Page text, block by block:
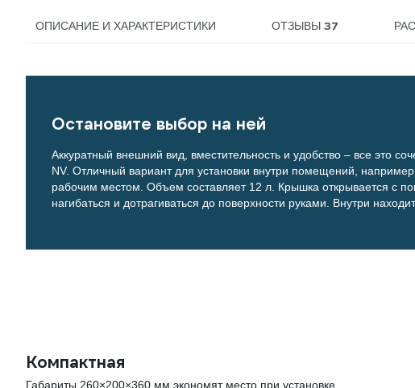
ОПИСАНИЕ И ХАРАКТЕРИСТИКИ ОТЗЫВЫ 37
Остановите выбор на ней
Аккуратный внешний вид, вместительность и удобство – все это
NV. Отличный вариант для установки внутри помещений,
рабочим местом. Объем составляет 12 л. Крышка открывается с
нагибаться и дотрагиваться до поверхности руками. Внутри
Компактная
Габариты 260×200×360 мм экономят место при установке